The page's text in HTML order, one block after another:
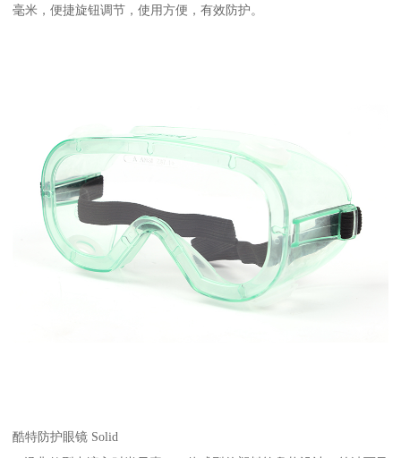
毫米，便捷旋钮调节，使用方便，有效防护。
酷特防护眼镜 Solid